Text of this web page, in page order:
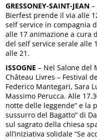
GRESSONEY-SAINT-JEAN
Bierfest prende il via alle
self service in compagnia
alle 17 animazione a cura
del self service serale alle
alle 21.
ISSOGNE – Nel Salone del
Château Livres – Festival
Federico Mantegari, Sara
Massimo Perucca. Alle
notte delle leggende” e la
sussurro del Bagatto” di
sul sagrato della chiesa
all’iniziativa solidale “Se